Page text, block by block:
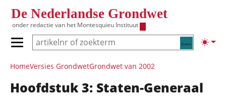
De Nederlandse Grondwet
onder redactie van het Montesquieu Instituut
Zoeken
Primair menu tonen/verbergen
Hoofdnavigatie
HomeVersies GrondwetGrondwet van 2002
Hoofdstuk 3: Staten-Generaal